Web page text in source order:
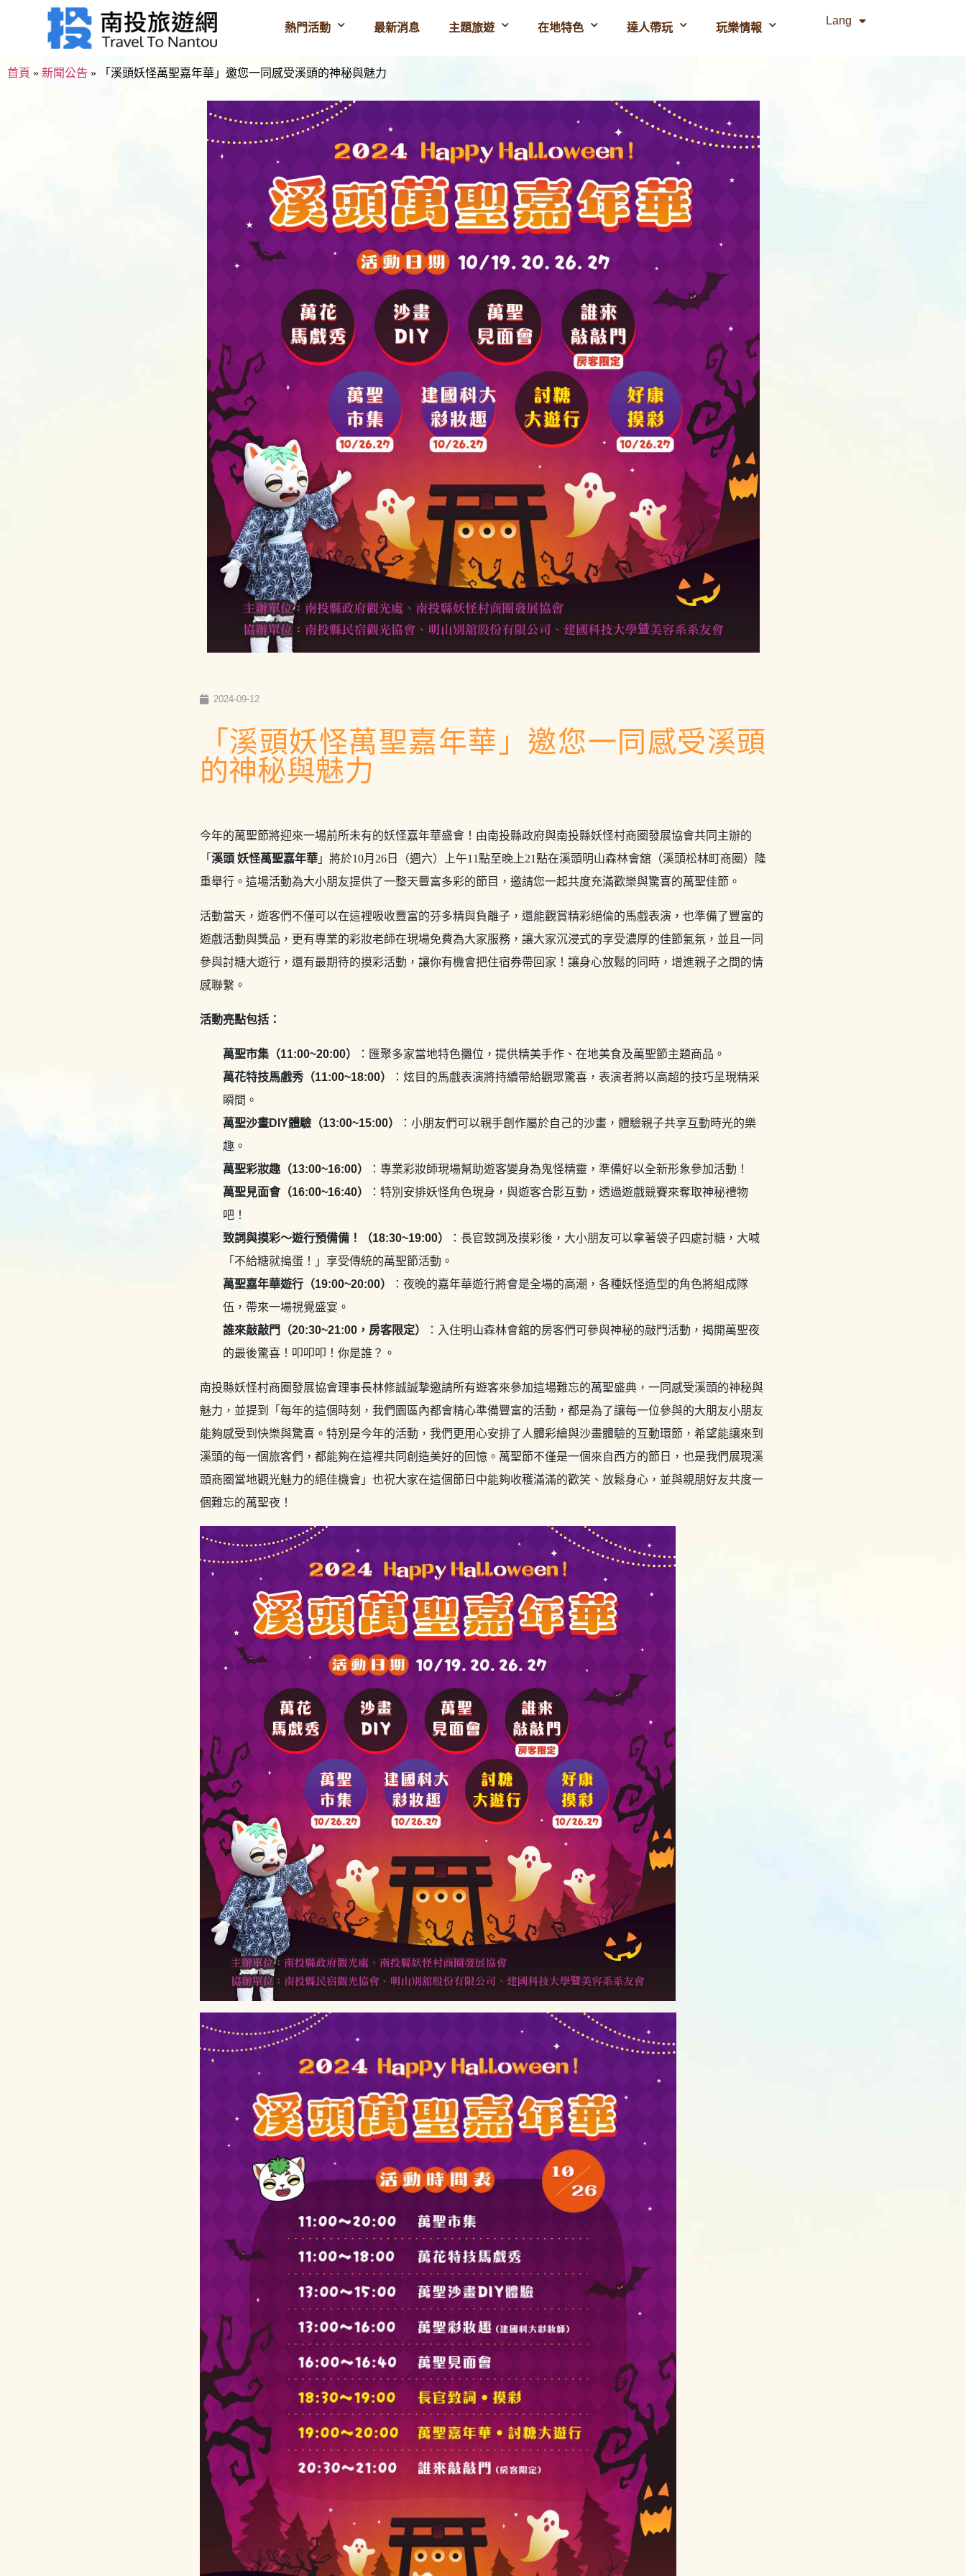
熱門活動 最新消息 主題旅遊 在地特色 達人帶玩 玩樂情報
Lang
首頁 » 新聞公告 » 「溪頭妖怪萬聖嘉年華」邀您一同感受溪頭的神秘與魅力
2024-09-12
「溪頭妖怪萬聖嘉年華」邀您一同感受溪頭
的神秘與魅力
今年的萬聖節將迎來一場前所未有的妖怪嘉年華盛會！由南投縣政府與南投縣妖怪村商圈發展協會共同主辦的
「 溪頭 妖怪萬聖嘉年華」將於10月26日（週六）上午11點至晚上21點在溪頭明山森林會舘（溪頭松林町商圈）隆
重舉行。這場活動為大小朋友提供了一整天豐富多彩的節目，邀請您一起共度充滿歡樂與驚喜的萬聖佳節。
活動當天，遊客們不僅可以在這裡吸收豐富的芬多精與負離子，還能觀賞精彩絕倫的馬戲表演，也準備了豐富的
遊戲活動與獎品，更有專業的彩妝老師在現場免費為大家服務，讓大家沉浸式的享受濃厚的佳節氣氛，並且一同
參與討糖大遊行，還有最期待的摸彩活動，讓你有機會把住宿券帶回家！讓身心放鬆的同時，增進親子之間的情
感聯繫。
活動亮點包括：
萬聖市集（11:00~20:00）
：匯聚多家當地特色攤位，提供精美手作、在地美食及萬聖節主題商品。
萬花特技馬戲秀（11:00~18:00）
：炫目的馬戲表演將持續帶給觀眾驚喜，表演者將以高超的技巧呈現精采
瞬間。
萬聖沙畫DIY體驗（13:00~15:00）
：小朋友們可以親手創作屬於自己的沙畫，體驗親子共享互動時光的樂
趣。
萬聖彩妝趣（13:00~16:00）
：專業彩妝師現場幫助遊客變身為鬼怪精靈，準備好以全新形象參加活動！
萬聖見面會（16:00~16:40）
：特別安排妖怪角色現身，與遊客合影互動，透過遊戲競賽來奪取神秘禮物
吧！
致詞與摸彩～遊行預備備！（18:30~19:00）
：長官致詞及摸彩後，大小朋友可以拿著袋子四處討糖，大喊
「不給糖就搗蛋！」享受傳統的萬聖節活動。
萬聖嘉年華遊行（19:00~20:00）
：夜晚的嘉年華遊行將會是全場的高潮，各種妖怪造型的角色將組成隊
伍，帶來一場視覺盛宴。
誰來敲敲門（20:30~21:00，房客限定）
：入住明山森林會舘的房客們可參與神秘的敲門活動，揭開萬聖夜
的最後驚喜！叩叩叩！你是誰？。
南投縣妖怪村商圈發展協會理事長林修誠誠摯邀請所有遊客來參加這場難忘的萬聖盛典，一同感受溪頭的神秘與
魅力，並提到「每年的這個時刻，我們園區內都會精心準備豐富的活動，都是為了讓每一位參與的大朋友小朋友
能夠感受到快樂與驚喜。特別是今年的活動，我們更用心安排了人體彩繪與沙畫體驗的互動環節，希望能讓來到
溪頭的每一個旅客們，都能夠在這裡共同創造美好的回憶。萬聖節不僅是一個來自西方的節日，也是我們展現溪
頭商圈當地觀光魅力的絕佳機會」也祝大家在這個節日中能夠收穫滿滿的歡笑、放鬆身心，並與親朋好友共度一
個難忘的萬聖夜！